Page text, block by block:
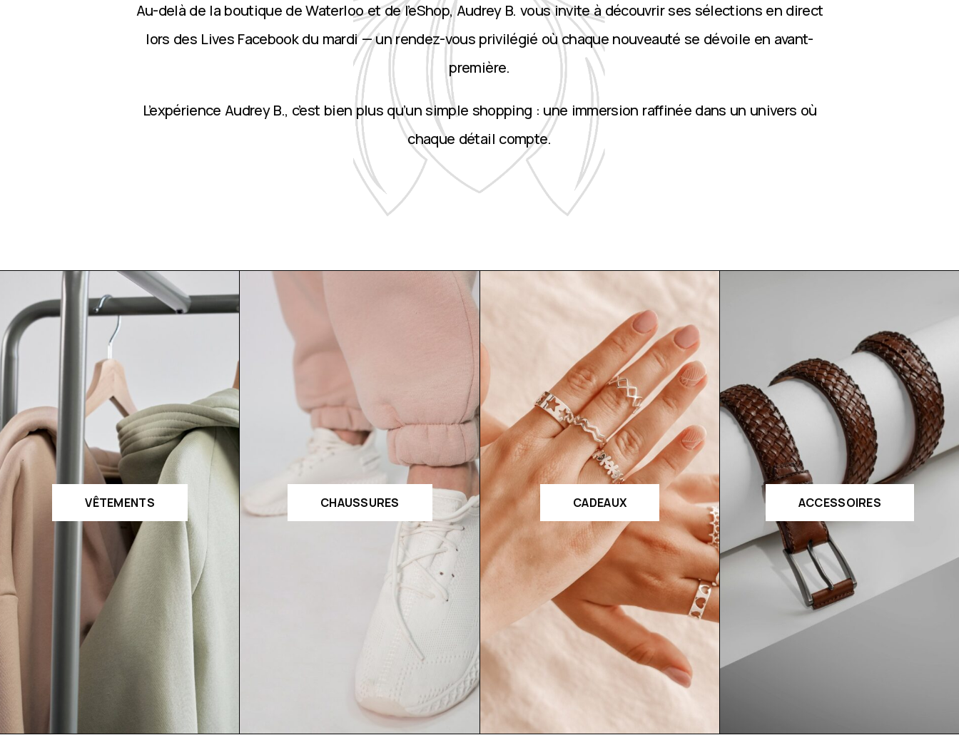
Au-delà de la boutique de Waterloo et de l’eShop, Audrey B. vous invite à découvrir ses sélections en direct
lors des Lives Facebook du mardi — un rendez-vous privilégié où chaque nouveauté se dévoile en avant-
première.
L’expérience Audrey B., c’est bien plus qu’un simple shopping : une immersion raffinée dans un univers où
chaque détail compte.
VÊTEMENTS CHAUSSURES CADEAUX ACCESSOIRES